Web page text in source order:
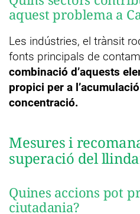
aquest problema a
Les indústries, el trànsit
fonts principals de
combinació d’aquests
propici per a l’acumulació
concentració.
Mesures i
superació del
Quines accions pot
ciutadania?